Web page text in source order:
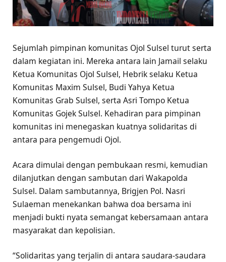
Sejumlah pimpinan komunitas Ojol Sulsel turut serta
dalam kegiatan ini. Mereka antara lain Jamail selaku
Ketua Komunitas Ojol Sulsel, Hebrik selaku Ketua
Komunitas Maxim Sulsel, Budi Yahya Ketua
Komunitas Grab Sulsel, serta Asri Tompo Ketua
Komunitas Gojek Sulsel. Kehadiran para pimpinan
komunitas ini menegaskan kuatnya solidaritas di
antara para pengemudi Ojol.
Acara dimulai dengan pembukaan resmi, kemudian
dilanjutkan dengan sambutan dari Wakapolda
Sulsel. Dalam sambutannya, Brigjen Pol. Nasri
Sulaeman menekankan bahwa doa bersama ini
menjadi bukti nyata semangat kebersamaan antara
masyarakat dan kepolisian.
“Solidaritas yang terjalin di antara saudara-saudara